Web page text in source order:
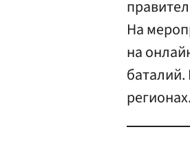
На
на
баталий.
регионах.